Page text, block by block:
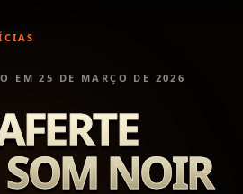
EM25 DE MARÇO DE 2026
SOM NOIR